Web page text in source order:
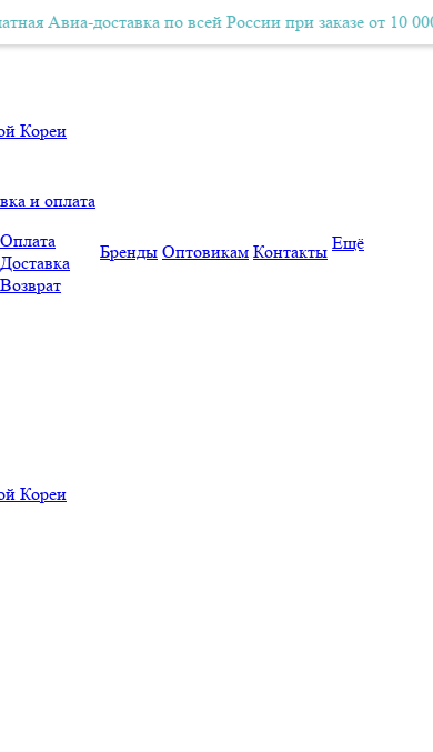
Бесплатная Авиа-доставка по всей России при заказе
Авиа-доставка по всей России при заказе от 10 000р.
и оплата
Оплата
Доставка
Возврат
Бренды Оптовикам Контакты Ещё